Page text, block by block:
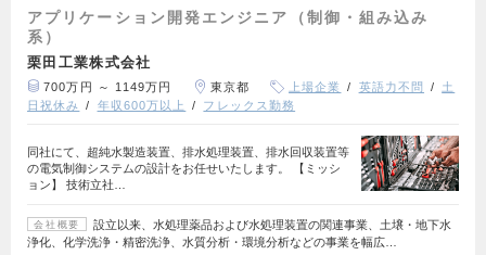
アプリケーション開発エンジニア（制御・組み込み
系）
栗田工業株式会社
700万円 ～ 1149万円 東京都 上場企業 英語力不問
土
日祝休み
年収600万以上 フレックス勤務
同社にて、超純水製造装置、排水処理装置、排水回収装置等
の電気制御システムの設計をお任せいたします。 【ミッシ
ョン】 技術立社…
会社概要
設立以来、水処理薬品および水処理装置の関連事業、土壌・地下水
浄化、化学洗浄・精密洗浄、水質分析・環境分析などの事業を幅広…